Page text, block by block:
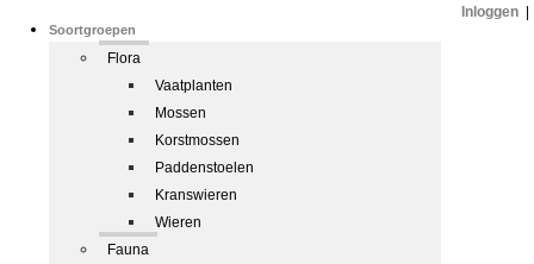
Soortgroepen
Flora
Vaatplanten
Mossen
Korstmossen
Paddenstoelen
Kranswieren
Wieren
Fauna
Inloggen